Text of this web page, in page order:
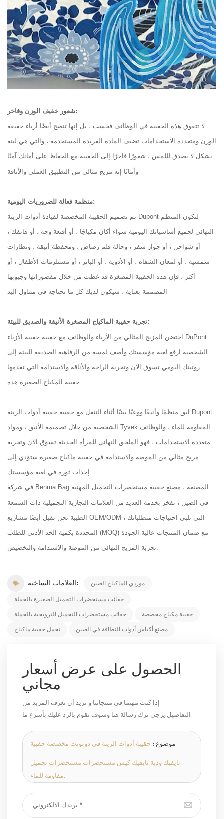
شعور خفيف الوزن وفاخر:
لا تتفوق هذه الحقيبة في الوظائف فحسب ، بل إنها تنضح أيضًا أزياء خفيفة
الوزن ومتعددة الاستخدامات تضيف المادة الفريدة المستخدمة ، والتي هي لينة
بشكل لا يصدق لللمس ، شعورًا فاخرًا إلى الحقيبة مع الحفاظ على أمانك آمنًا
وأمانًا إنه مزيج مثالي من التطبيق العملي والأناقة
منظمة فعالة للضروريات اليومية:
تم تصميم الحقيبة المخصصة لقيادة أدوات الزينة Dupont لتكون المنظم
النهائي لجميع أساسياتك اليومية سواء أكان مكياجًا ، أو أقنعة وجه ، أو هاتفك ،
أو شواحن ، أو جواز سفر ، وحالة قلم رصاص ، ومحفظة أنيقة ، ونظارات
شمسية ، أو لمعان الشفاه ، أو الأدوية ، أو البانز ، أو مستلزمات الأطفال ، أو
أكثر ، فإن هذه الحقيبة المصغرة قد غطت من خلال مقصوراتها وجيوبها
المصممة بعناية ، سيكون لديك كل ما تحتاجه في متناول اليد
تجربة حقيبة الماكياج المصغرة الأنيقة والصديق للبيئة:
احتضن المزيج المثالي من الأزياء والوظائف مع حقيبة حقيبة الأزياء DuPont
الشخصية ارفع لعبة مؤسستك وأضف لمسة من الرفاهية الصديقة للبيئة إلى
روتينك اليومي تسوق الآن وتجربة الراحة والأناقة والاستدامة التي تقدمها
حقيبة المكياج الصغيرة هذه
ابق منظمًا وأنيقًا ووعيًا بيئيًا أثناء التنقل مع حقيبة حقيبة أدوات الزينة Dupont
الشخصية من خلال تصميمه الأنيق ، ومواد Tyvek المقاومة للماء ، والوظائف
متعددة الاستخدامات ، فهو الملحق النهائي للمرأة الحديثة تسوق الآن وتجربة
مزيج مثالي من الموضة والاستدامة في حقيبة ماكياج صغيرة ستؤدي إلى
إحداث ثورة في لعبة مؤسستك
في شركة Benma Bag المصنعة ، مصنع حقيبة مستحضرات التجميل المهنية
في الصين ، نفخر بخدمة العديد من العلامات التجارية التجميلية ذات السمعة
الطيبة نحن نقبل أيضًا مشاريع OEM/ODM ، التي تلبي احتياجات متطلباتك
المحددة بكمية الحد الأدنى للطلب (MOQ) مع ضمان المنتجات عالية الجودة
تجربة المزيج النهائي من الموضة والاستدامة والتخصيص.
العلامات الساخنة: موردي الماكياج الصين
حقائب مستحضرات التجميل الصغيرة بالجملة
حقائب مستحضرات التجميل الترويجية بالجملة حقيبة مكياج مخصصة
تحمل حقيبة ماكياج مصنع أكياس أدوات النظافة في الصين
الحصول على عرض أسعار
مجاني
إذا كنت مهتما في منتجاتنا و تريد أن تعرف المزيد من
التفاصيل,يرجى ترك رسالة هنا وسوف نقوم بالرد عليك بأسرع ما
موضوع : حقيبة أدوات الزينة في دوبونت مخصصة حقيبة
تايفيك ودية تايفيك كيس مستحضرات مستحضرات تجميل
مقاومة للماء.